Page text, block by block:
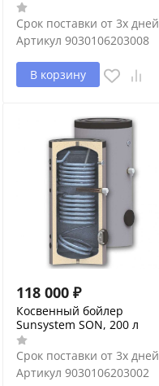
Срок поставки от 3х дней
Артикул 9030106203008
В корзину
118 000 ₽
Косвенный бойлер
Sunsystem SON, 200 л
Срок поставки от 3х дней
Артикул 9030106203002